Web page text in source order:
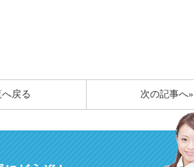
次の記事へ»
戻る